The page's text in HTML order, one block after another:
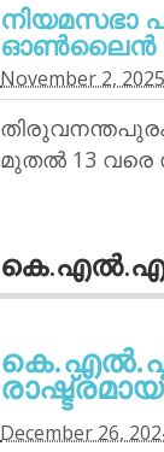
നിയമസഭാ
ഓണ്‍ലൈന്‍
November 2, 2025
മുതല്‍ 13 വരെ
December 26,